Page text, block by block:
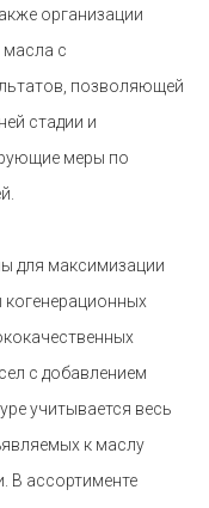
организации
масла с
позволяющей
стадии и
меры по
для максимизации
с добавлением
учитывается весь
к маслу
В ассортименте